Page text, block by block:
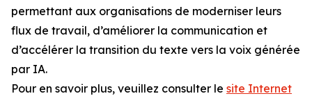
permettant aux organisations de moderniser leurs
flux de travail, d’améliorer la communication et
d’accélérer la transition du texte vers la voix générée
par IA.
Pour en savoir plus, veuillez consulter le site Internet